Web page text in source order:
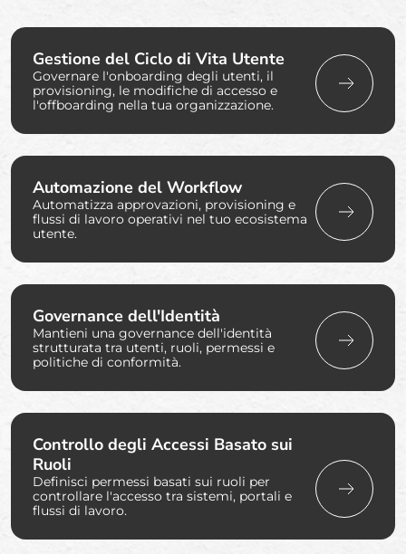
Gestione del Ciclo di Vita Utente
Governare l'onboarding degli utenti, il
provisioning, le modifiche di accesso e
l'offboarding nella tua organizzazione.
Automazione del Workflow
Automatizza approvazioni, provisioning e
flussi di lavoro operativi nel tuo ecosistema
utente.
Governance dell'Identità
Mantieni una governance dell'identità
strutturata tra utenti, ruoli, permessi e
politiche di conformità.
Controllo degli Accessi Basato sui
Ruoli
Definisci permessi basati sui ruoli per
controllare l'accesso tra sistemi, portali e
flussi di lavoro.